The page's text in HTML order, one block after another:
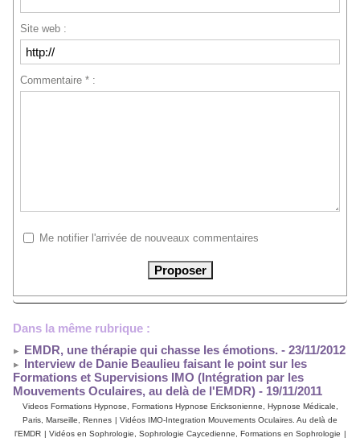
Site web :
Commentaire * :
Me notifier l'arrivée de nouveaux commentaires
Dans la même rubrique :
EMDR, une thérapie qui chasse les émotions. - 23/11/2012
Interview de Danie Beaulieu faisant le point sur les
Formations et Supervisions IMO (Intégration par les
Mouvements Oculaires, au delà de l'EMDR) - 19/11/2011
Videos Formations Hypnose, Formations Hypnose Ericksonienne, Hypnose Médicale,
Paris, Marseille, Rennes | Vidéos IMO-Integration Mouvements Oculaires. Au delà de
l'EMDR | Vidéos en Sophrologie, Sophrologie Caycedienne, Formations en Sophrologie |